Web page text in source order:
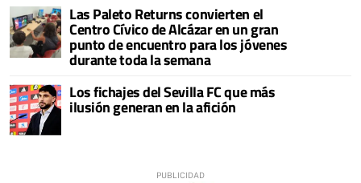
Las Paleto Returns convierten el
Centro Cívico de Alcázar en un gran
punto de encuentro para los jóvenes
durante toda la semana
Los fichajes del Sevilla FC que más
ilusión generan en la afición